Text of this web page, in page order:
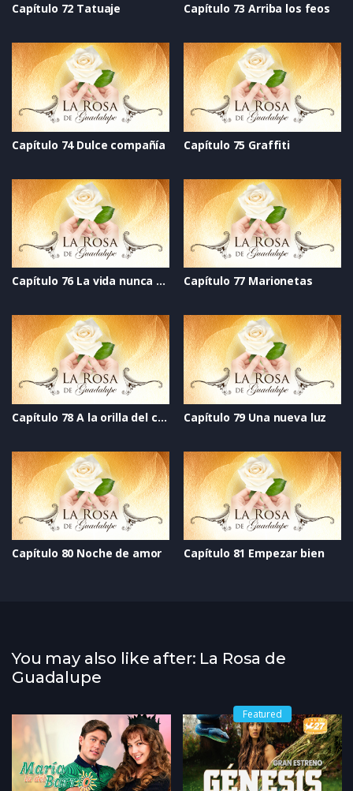
Capítulo 72 Tatuaje Capítulo 73 Arriba los feos
Capítulo 74 Dulce compañía Capítulo 75 Graffiti
Capítulo 76 La vida nunca se acaba Capítulo 77 Marionetas
Capítulo 78 A la orilla del cielo Capítulo 79 Una nueva luz
Capítulo 80 Noche de amor Capítulo 81 Empezar bien
You may also like after: La Rosa de
Guadalupe
Featured